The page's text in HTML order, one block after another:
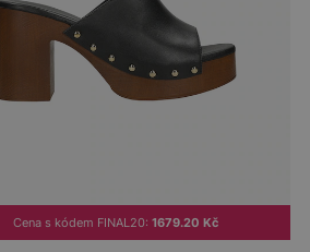
Cena s kódem FINAL20:1679.20 Kč